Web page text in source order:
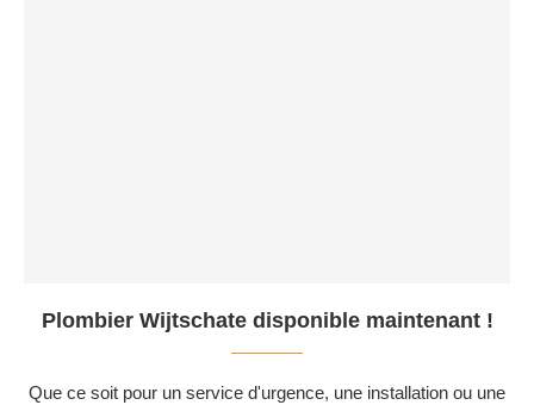
Plombier Wijtschate disponible maintenant !
Que ce soit pour un service d'urgence, une installation ou une